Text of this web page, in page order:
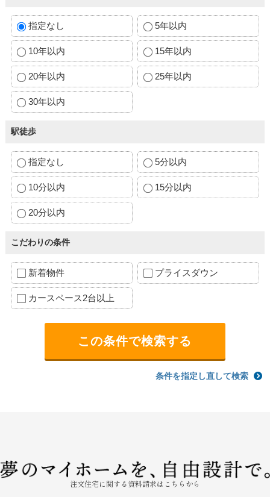
指定なし 5年以内
10年以内 15年以内
20年以内 25年以内
30年以内
駅徒歩
指定なし 5分以内
10分以内 15分以内
20分以内
こだわりの条件
新着物件 プライスダウン
カースペース2台以上
条件を指定し直して検索
注文住宅に関する資料請求はこちらから